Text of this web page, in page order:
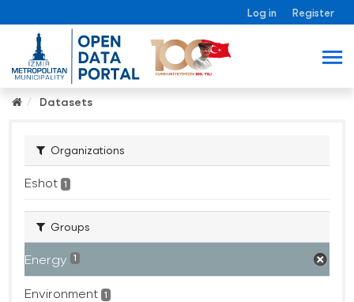
Log in Register
Datasets
Organizations
Eshot 1
Groups
Energy 1
Environment 1